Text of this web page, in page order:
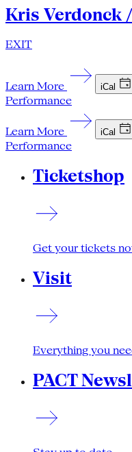
Kris Verdonck
EXIT
Learn More iCal
Performance
Learn More iCal
Performance
Ticketshop
Get your tickets
Visit
Everything you
PACT